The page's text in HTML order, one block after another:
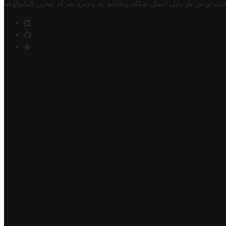
تونس هو دليل أعمال تملكه وتحتفظ به وتديره شركة مخزن التكنولوجيا